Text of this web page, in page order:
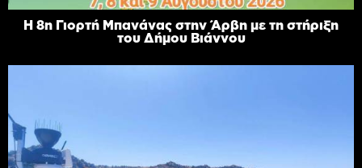
Η 8η Γιορτή Μπανάνας στην Άρβη με τη στήριξη
του Δήμου Βιάννου